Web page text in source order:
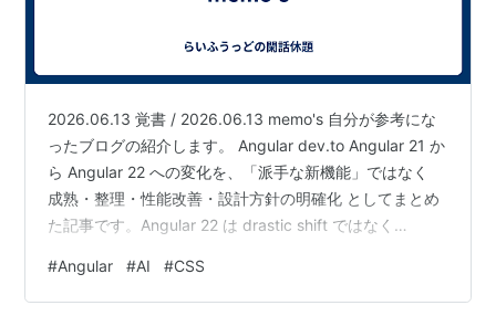
2026.06.13 覚書 / 2026.06.13 memo's 自分が参考にな
ったブログの紹介します。 Angular dev.to Angular 21 か
ら Angular 22 への変化を、「派手な新機能」ではなく
成熟・整理・性能改善・設計方針の明確化 としてまとめ
た記事です。Angular 22 は drastic shift ではなく
軸は、Signals、Zoneless、Template Control Flow、
Effects、Performance、DX、Architecture です。
#Angular #AI #CSS